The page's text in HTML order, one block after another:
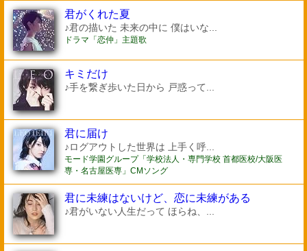
君がくれた夏
♪君の描いた 未来の中に 僕はいな...
ドラマ「恋仲」主題歌
キミだけ
♪手を繋ぎ歩いた日から 戸惑って...
君に届け
♪ログアウトした世界は 上手く呼...
モード学園グループ「学校法人・専門学校 首都医校/大阪医
専・名古屋医専」CMソング
君に未練はないけど、恋に未練がある
♪君がいない人生だって ほらね、...